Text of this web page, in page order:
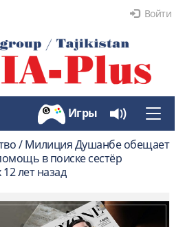
Войти
Toggle
Игры
/ Милиция Душанбе обещает
в поиске сестёр
лет назад